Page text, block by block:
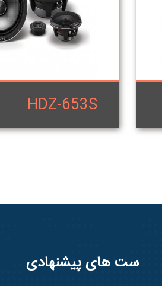
HDZ-653S
ست های پیشنهادی